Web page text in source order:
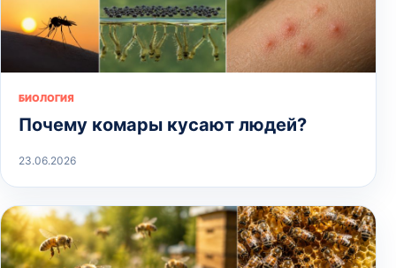
БИОЛОГИЯ
Почему комары кусают людей?
23.06.2026